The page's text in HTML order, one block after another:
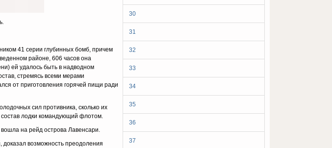
30
31
32
33
34
35
36
37
41 серии глубинных бомб, причем
районе, 606 часов она
ей удалось быть в надводном
стремясь всеми мерами
от приготовления горячей пищи ради
сил противника, сколько их
лодки командующий флотом.
на рейд острова Лавенсари.
возможность преодоления